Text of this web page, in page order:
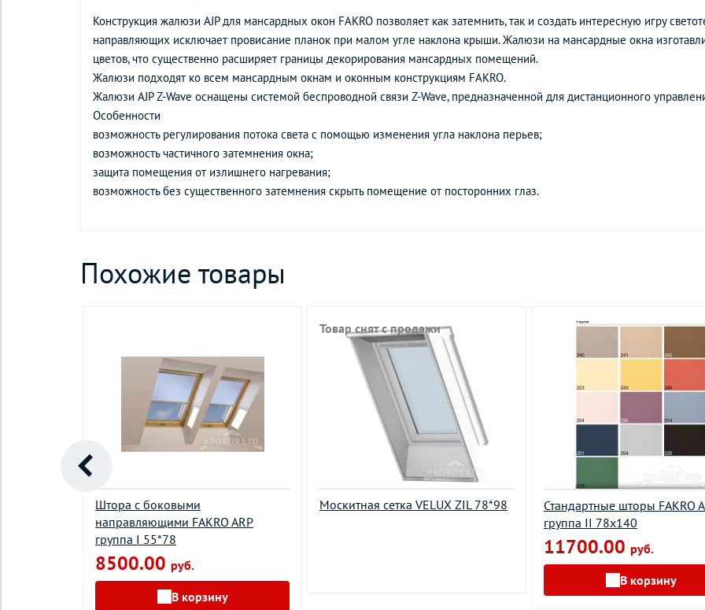
Конструкция жалюзи AJP для мансардных окон FAKRO позволяет как затемнить, так и создать интересную игру
направляющих исключает провисание планок при малом угле наклона крыши. Жалюзи на мансардные окна
цветов, что существенно расширяет границы декорирования мансардных помещений.
Жалюзи подходят ко всем мансардным окнам и оконным конструкциям FAKRO.
Жалюзи AJP Z-Wave оснащены системой беспроводной связи Z-Wave, предназначенной для дистанционного
Особенности
возможность регулирования потока света с помощью изменения угла наклона перьев;
возможность частичного затемнения окна;
защита помещения от излишнего нагревания;
возможность без существенного затемнения скрыть помещение от посторонних глаз.
Похожие товары
Штора с боковыми
направляющими FAKRO ARP
группа I 55*78
8500.00 руб.
В корзину
Москитная сетка VELUX ZIL 78*98
Товар снят с продажи
Стандартные шторы FAKRO
группа II 78х140
11700.00 руб.
В корзину